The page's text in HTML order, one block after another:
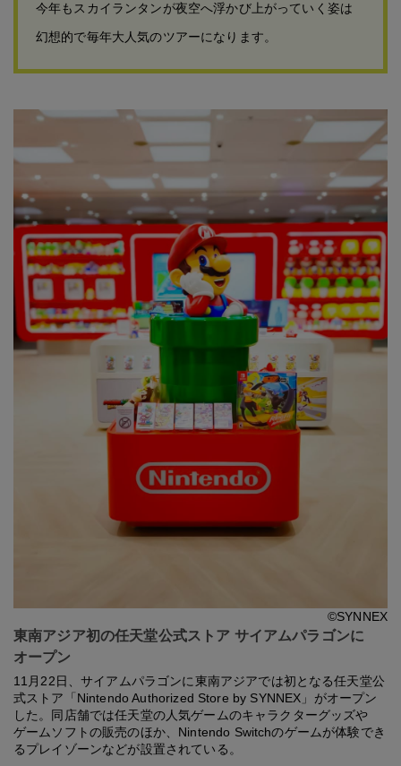
今年もスカイランタンが夜空へ浮かび上がっていく姿は
幻想的で毎年大人気のツアーになります。
©SYNNEX
東南アジア初の任天堂公式ストア サイアムパラゴンに
オープン
11月22日、サイアムパラゴンに東南アジアでは初となる任天堂公
式ストア「Nintendo Authorized Store by SYNNEX」がオープン
した。同店舗では任天堂の人気ゲームのキャラクターグッズや
ゲームソフトの販売のほか、Nintendo Switchのゲームが体験でき
るプレイゾーンなどが設置されている。